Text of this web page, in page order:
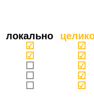
локально
☑
☑
☐
☐
☐
☑
☑
☑
☑
☑